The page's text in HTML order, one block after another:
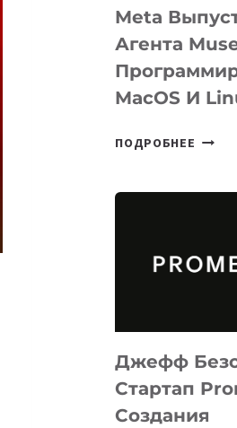
Meta
Агента
MacOS И
ПОДРОБНЕЕ META
ДЛЯ
И
LINUX
Джефф
Стартап
Создания